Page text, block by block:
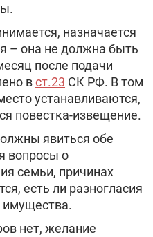
назначается
– она не должна быть
после подачи
вст.23 СК РФ. В том
устанавливаются,
повестка-извещение.
явиться обе
вопросы о
семьи, причинах
есть ли разногласия
имущества.
нет, желание